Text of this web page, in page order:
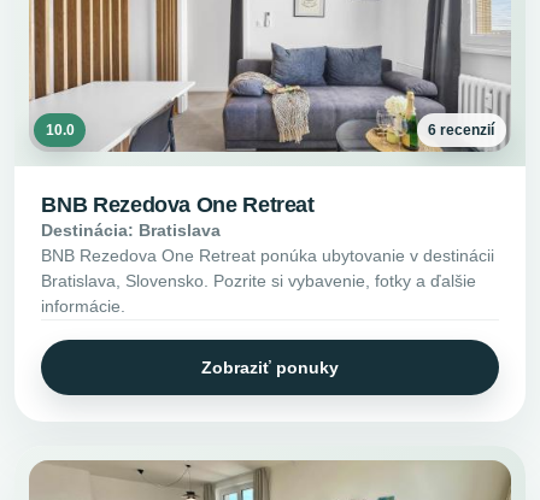
10.0 6 recenzií
BNB Rezedova One Retreat
Destinácia: Bratislava
BNB Rezedova One Retreat ponúka ubytovanie v destinácii
Bratislava, Slovensko. Pozrite si vybavenie, fotky a ďalšie
informácie.
Zobraziť ponuky